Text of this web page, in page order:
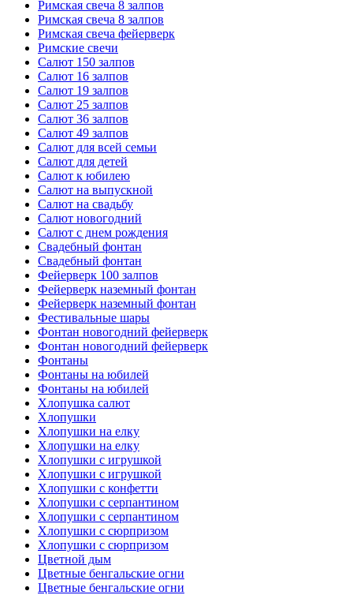
Римская свеча 8 залпов
Римская свеча 8 залпов
Римская свеча фейерверк
Римские свечи
Салют 150 залпов
Салют 16 залпов
Салют 19 залпов
Салют 25 залпов
Салют 36 залпов
Салют 49 залпов
Салют для всей семьи
Салют для детей
Салют к юбилею
Салют на выпускной
Салют на свадьбу
Салют новогодний
Салют с днем рождения
Свадебный фонтан
Свадебный фонтан
Фейерверк 100 залпов
Фейерверк наземный фонтан
Фейерверк наземный фонтан
Фестивальные шары
Фонтан новогодний фейерверк
Фонтан новогодний фейерверк
Фонтаны
Фонтаны на юбилей
Фонтаны на юбилей
Хлопушка салют
Хлопушки
Хлопушки на елку
Хлопушки на елку
Хлопушки с игрушкой
Хлопушки с игрушкой
Хлопушки с конфетти
Хлопушки с серпантином
Хлопушки с серпантином
Хлопушки с сюрпризом
Хлопушки с сюрпризом
Цветной дым
Цветные бенгальские огни
Цветные бенгальские огни